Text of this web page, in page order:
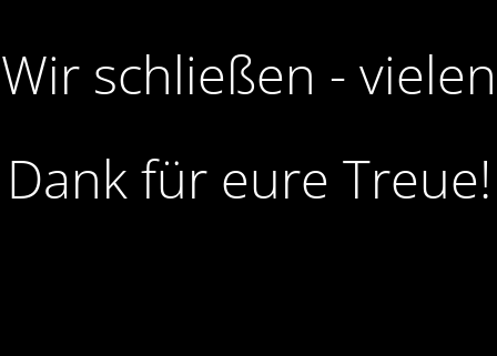
Wir schließen - vielen
Dank für eure Treue!